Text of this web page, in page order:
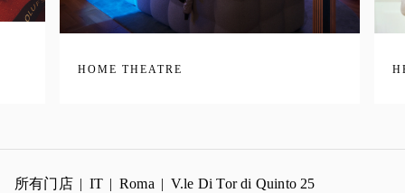
HOME THEATRE
所有门店 IT Roma V.le Di Tor di Quinto 25